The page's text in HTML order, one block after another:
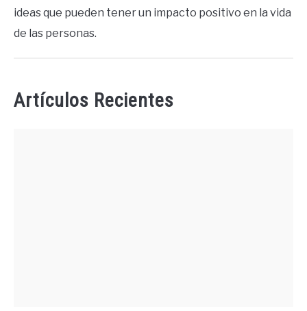
ideas que pueden tener un impacto positivo en la vida
de las personas.
Artículos Recientes